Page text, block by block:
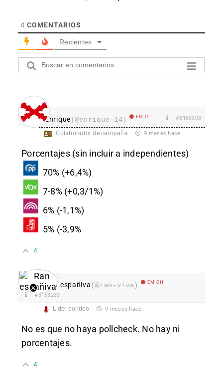
4 COMENTARIOS
Recientes
Enrique(@enrique-14) EM Off #3163308
Colaborador de campaña 9 meses hace
Porcentajes (sin incluir a independientes)
70% (+6,4%)
7-8% (+0,3/1%)
6% (-1,1%)
5% (-3,9%
4
Ran españiva(@ran-viva) EM Off
#3163233
Líder político 9 meses hace
No es que no haya pollcheck. No hay ni
porcentajes.
4